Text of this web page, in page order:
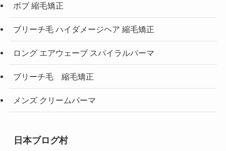
ボブ 縮毛矯正
ブリーチ毛 ハイダメージヘア 縮毛矯正
ロング エアウェーブ スパイラルパーマ
ブリーチ毛 縮毛矯正
メンズ クリームパーマ
日本ブログ村